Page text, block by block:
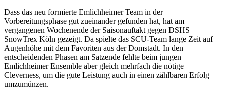
Dass das neu formierte Emlichheimer Team in der
Vorbereitungsphase gut zueinander gefunden hat, hat am
vergangenen Wochenende der Saisonauftakt gegen DSHS
SnowTrex Köln gezeigt. Da spielte das SCU-Team lange Zeit auf
Augenhöhe mit dem Favoriten aus der Domstadt. In den
entscheidenden Phasen am Satzende fehlte beim jungen
Emlichheimer Ensemble aber gleich mehrfach die nötige
Cleverness, um die gute Leistung auch in einen zählbaren Erfolg
umzumünzen.